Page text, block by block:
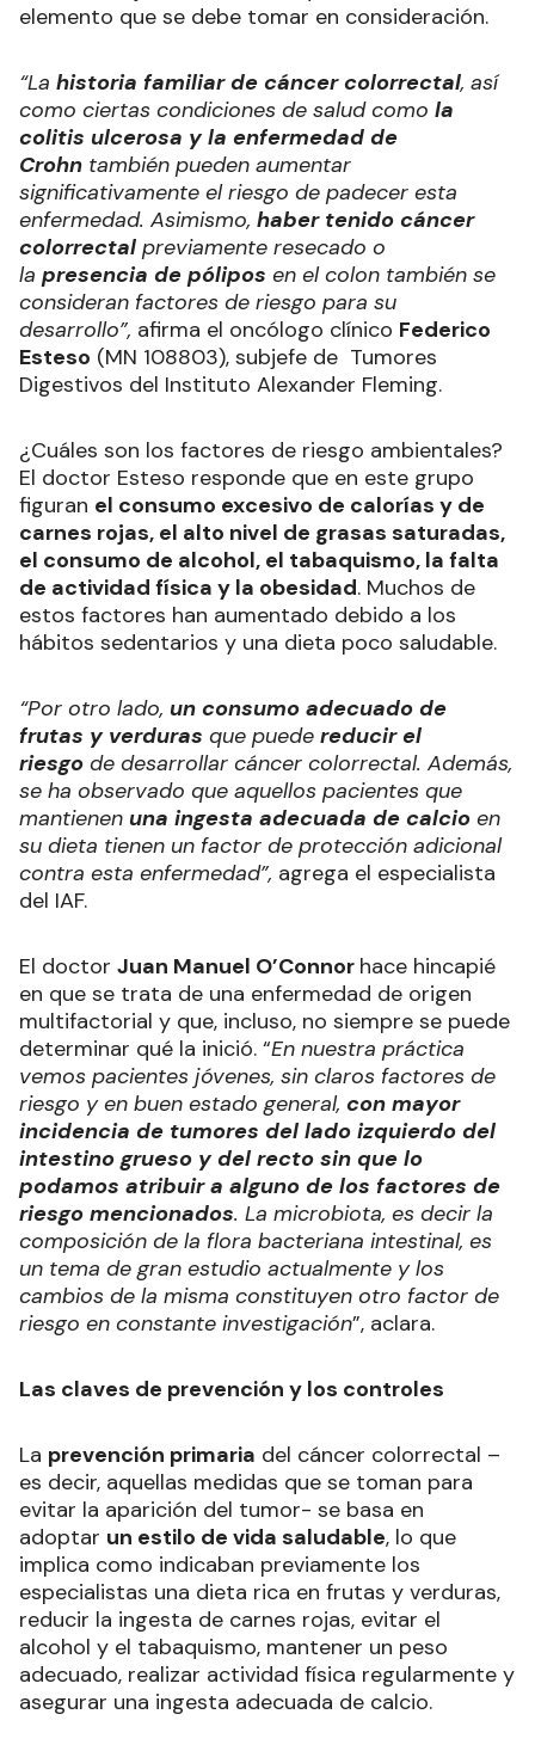
elemento que se debe tomar en consideración.
“La historia familiar de cáncer colorrectal, así
como ciertas condiciones de salud como la
colitis ulcerosa y la enfermedad de
Crohn también pueden aumentar
significativamente el riesgo de padecer esta
enfermedad. Asimismo, haber tenido cáncer
colorrectal previamente resecado o
la presencia de pólipos en el colon también se
consideran factores de riesgo para su
desarrollo”, afirma el oncólogo clínico Federico
Esteso (MN 108803), subjefe de Tumores
Digestivos del Instituto Alexander Fleming.
¿Cuáles son los factores de riesgo ambientales?
El doctor Esteso responde que en este grupo
figuran el consumo excesivo de calorías y de
carnes rojas, el alto nivel de grasas saturadas,
el consumo de alcohol, el tabaquismo, la falta
de actividad física y la obesidad. Muchos de
estos factores han aumentado debido a los
hábitos sedentarios y una dieta poco saludable.
“Por otro lado, un consumo adecuado de
frutas y verduras que puede reducir el
riesgo de desarrollar cáncer colorrectal. Además,
se ha observado que aquellos pacientes que
mantienen una ingesta adecuada de calcio en
su dieta tienen un factor de protección adicional
contra esta enfermedad”, agrega el especialista
del IAF.
El doctor Juan Manuel O’Connor hace hincapié
en que se trata de una enfermedad de origen
multifactorial y que, incluso, no siempre se puede
determinar qué la inició. “En nuestra práctica
vemos pacientes jóvenes, sin claros factores de
riesgo y en buen estado general, con mayor
incidencia de tumores del lado izquierdo del
intestino grueso y del recto sin que lo
podamos atribuir a alguno de los factores de
riesgo mencionados. La microbiota, es decir la
composición de la flora bacteriana intestinal, es
un tema de gran estudio actualmente y los
cambios de la misma constituyen otro factor de
riesgo en constante investigación”, aclara.
Las claves de prevención y los controles
La prevención primaria del cáncer colorrectal –
es decir, aquellas medidas que se toman para
evitar la aparición del tumor- se basa en
adoptar un estilo de vida saludable, lo que
implica como indicaban previamente los
especialistas una dieta rica en frutas y verduras,
reducir la ingesta de carnes rojas, evitar el
alcohol y el tabaquismo, mantener un peso
adecuado, realizar actividad física regularmente y
asegurar una ingesta adecuada de calcio.